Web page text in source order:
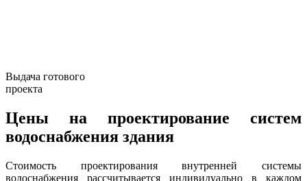
Выдача готового
проекта
Цены на проектирование систем
водоснабжения здания
Стоимость проектирования внутренней системы
водоснабжения рассчитывается индивидуально в каждом